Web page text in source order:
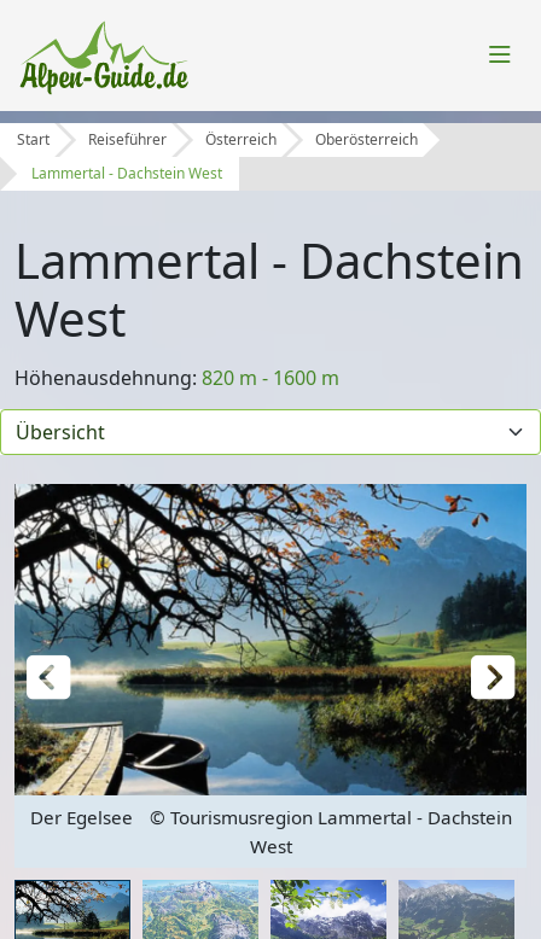
Start Reiseführer Österreich
Oberösterreich
Lammertal - Dachstein West
Lammertal - Dachstein
West
Höhenausdehnung: 820 m - 1600 m
Der Egelsee
© Tourismusregion Lammertal - Dachstein
West